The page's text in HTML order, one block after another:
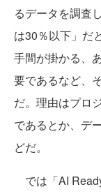
るデータを調査
は30％以下」だ
手間が掛かる、
要であるなど、
だ。理由はプロ
であるとか、デ
どだ。
では「AI